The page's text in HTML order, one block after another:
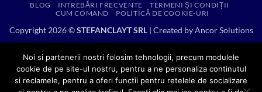
Delivery
BLOG ÎNTREBĂRI FRECVENTE
TERMENI ȘI CONDIȚII
CUM COMAND
POLITICĂ DE COOKIE-URI
Copyright 2026 ©STEFANCLAYT SRL| Created byAncor Solutions
Noi si partenerii nostri folosim tehnologii, precum modulele
cookie de pe site-ul nostru, pentru a ne personaliza continutul
si reclamele, pentru a oferi functii pentru retelele de socializare